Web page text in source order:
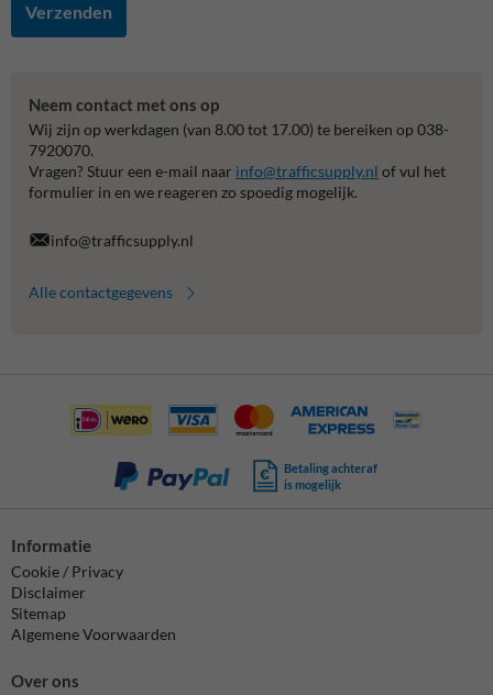
Verzenden
Neem contact met ons op
Wij zijn op werkdagen (van 8.00 tot 17.00) te bereiken op 038-
7920070.
Vragen? Stuur een e-mail naar info@trafficsupply.nl of vul het
formulier in en we reageren zo spoedig mogelijk.
info@trafficsupply.nl
Alle contactgegevens
Betaling achteraf
is mogelijk
Informatie
Cookie / Privacy
Disclaimer
Sitemap
Algemene Voorwaarden
Over ons